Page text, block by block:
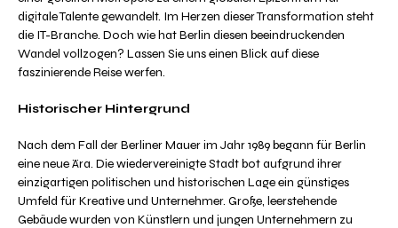
digitale Talente gewandelt. Im Herzen dieser Transformation steht
die IT-Branche. Doch wie hat Berlin diesen beeindruckenden
Wandel vollzogen? Lassen Sie uns einen Blick auf diese
faszinierende Reise werfen.
Historischer Hintergrund
Nach dem Fall der Berliner Mauer im Jahr 1989 begann für Berlin
eine neue Ära. Die wiedervereinigte Stadt bot aufgrund ihrer
einzigartigen politischen und historischen Lage ein günstiges
Umfeld für Kreative und Unternehmer. Große, leerstehende
Gebäude wurden von Künstlern und jungen Unternehmern zu